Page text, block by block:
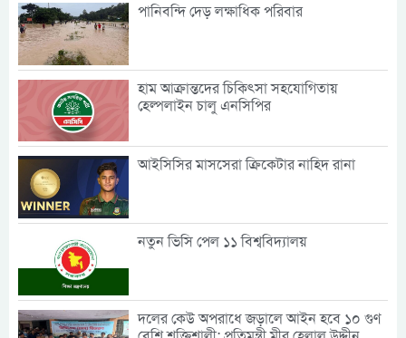
পানিবন্দি দেড় লক্ষাধিক পরিবার
হাম আক্রান্তদের চিকিৎসা সহযোগিতায়
হেল্পলাইন চালু এনসিপির
আইসিসির মাসসেরা ক্রিকেটার নাহিদ রানা
নতুন ভিসি পেল ১১ বিশ্ববিদ্যালয়
দলের কেউ অপরাধে জড়ালে আইন হবে ১০ গুণ